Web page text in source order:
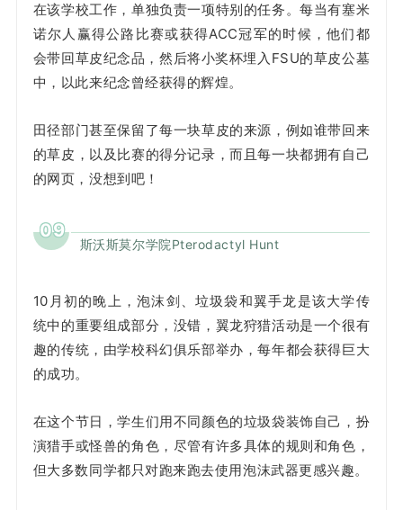
在该学校工作，单独负责一项特别的任务。每当有塞米
诺尔人赢得公路比赛或获得ACC冠军的时候，他们都
会带回草皮纪念品，然后将小奖杯埋入FSU的草皮公墓
中，以此来纪念曾经获得的辉煌。
田径部门甚至保留了每一块草皮的来源，例如谁带回来
的草皮，以及比赛的得分记录，而且每一块都拥有自己
的网页，没想到吧！
09
斯沃斯莫尔学院Pterodactyl Hunt
10月初的晚上，泡沫剑、垃圾袋和翼手龙是该大学传
统中的重要组成部分，没错，翼龙狩猎活动是一个很有
趣的传统，由学校科幻俱乐部举办，每年都会获得巨大
的成功。
在这个节日，学生们用不同颜色的垃圾袋装饰自己，扮
演猎手或怪兽的角色，尽管有许多具体的规则和角色，
但大多数同学都只对跑来跑去使用泡沫武器更感兴趣。